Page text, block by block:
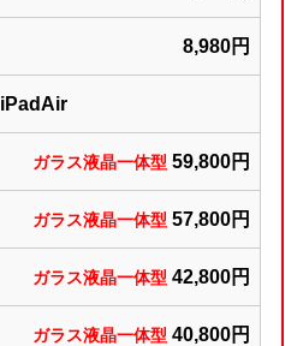
8,980円
iPadAir
ガラス液晶一体型 59,800円
ガラス液晶一体型 57,800円
ガラス液晶一体型 42,800円
ガラス液晶一体型 40,800円